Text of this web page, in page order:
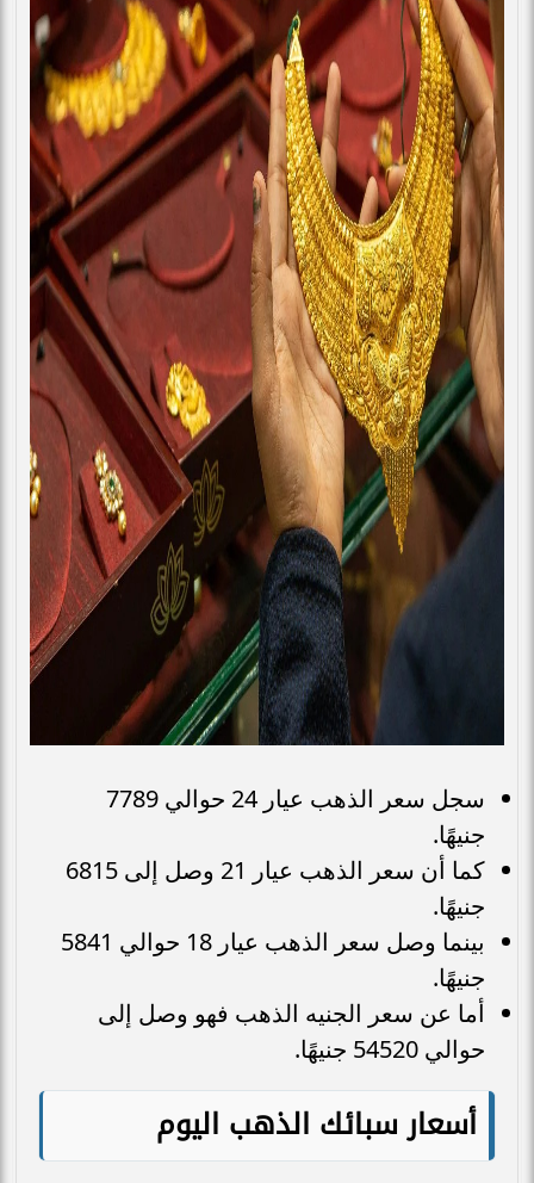
سجل سعر الذهب عيار 24 حوالي 7789
جنيهًا.
كما أن سعر الذهب عيار 21 وصل إلى 6815
جنيهًا.
بينما وصل سعر الذهب عيار 18 حوالي 5841
جنيهًا.
أما عن سعر الجنيه الذهب فهو وصل إلى
حوالي 54520 جنيهًا.
أسعار سبائك الذهب اليوم